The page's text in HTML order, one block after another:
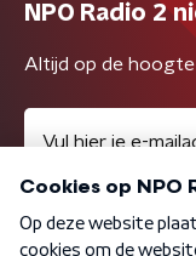
NPO Radio 2
Altijd op de